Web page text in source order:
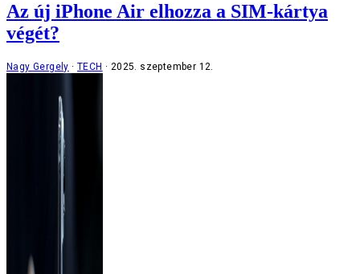
Az új iPhone Air elhozza a SIM-kártya
végét?
Nagy Gergely TECH 2025. szeptember 12.